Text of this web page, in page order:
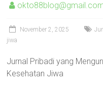
November 2, 2025
jiwa
Jurnal Pribadi yang
Kesehatan Jiwa